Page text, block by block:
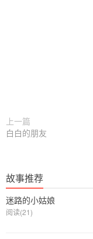
上一篇
白白的朋友
故事推荐
迷路的小姑娘
阅读(21)